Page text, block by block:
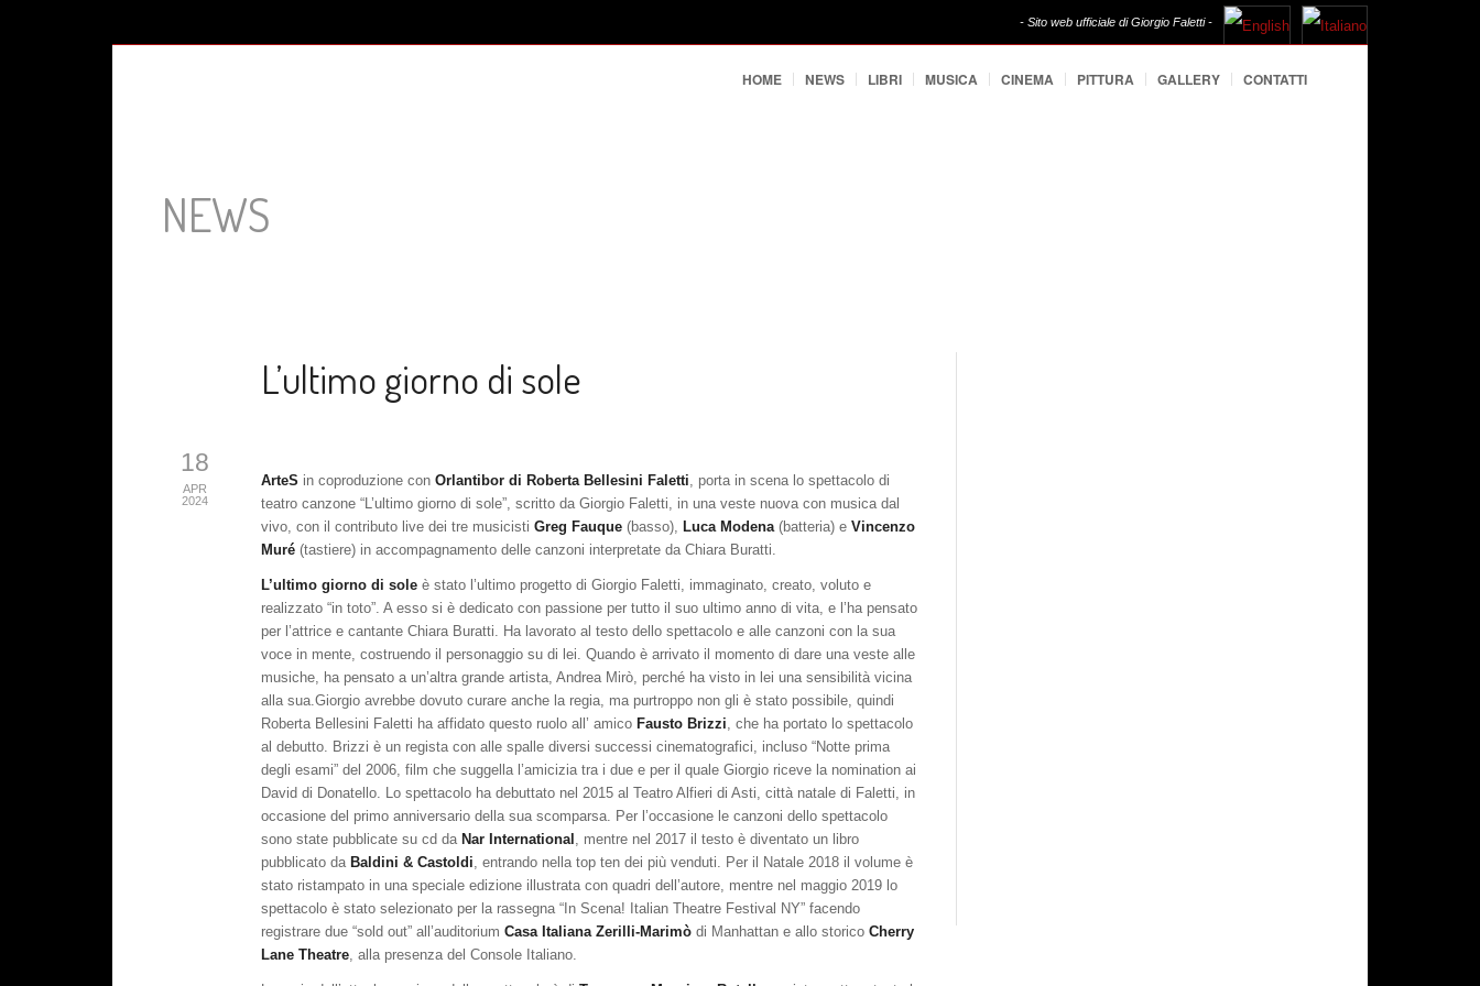
- Sito web ufficiale di Giorgio Faletti -
HOME NEWS LIBRI MUSICA CINEMA PITTURA GALLERY CONTATTI
NEWS
L’ultimo giorno di sole
18
APR
2024
ArteS in coproduzione con Orlantibor di Roberta Bellesini Faletti, porta in scena lo spettacolo di
teatro canzone “L’ultimo giorno di sole”, scritto da Giorgio Faletti, in una veste nuova con musica dal
vivo, con il contributo live dei tre musicisti Greg Fauque (basso), Luca Modena(batteria) e Vincenzo
Muré (tastiere) in accompagnamento delle canzoni interpretate da Chiara Buratti.
L’ultimo giorno di sole è stato l’ultimo progetto di Giorgio Faletti, immaginato, creato, voluto e
realizzato “in toto”. A esso si è dedicato con passione per tutto il suo ultimo anno di vita, e l’ha pensato
per l’attrice e cantante Chiara Buratti. Ha lavorato al testo dello spettacolo e alle canzoni con la sua
voce in mente, costruendo il personaggio su di lei. Quando è arrivato il momento di dare una veste alle
musiche, ha pensato a un’altra grande artista, Andrea Mirò, perché ha visto in lei una sensibilità vicina
alla sua.Giorgio avrebbe dovuto curare anche la regia, ma purtroppo non gli è stato possibile, quindi
Roberta Bellesini Faletti ha affidato questo ruolo all’ amico Fausto Brizzi, che ha portato lo spettacolo
al debutto. Brizzi è un regista con alle spalle diversi successi cinematografici, incluso “Notte prima
degli esami” del 2006, film che suggella l’amicizia tra i due e per il quale Giorgio riceve la nomination ai
David di Donatello. Lo spettacolo ha debuttato nel 2015 al Teatro Alfieri di Asti, città natale di Faletti, in
occasione del primo anniversario della sua scomparsa. Per l’occasione le canzoni dello spettacolo
sono state pubblicate su cd da Nar International , mentre nel 2017 il testo è diventato un libro
pubblicato da Baldini & Castoldi, entrando nella top ten dei più venduti. Per il Natale 2018 il volume è
stato ristampato in una speciale edizione illustrata con quadri dell’autore, mentre nel maggio 2019 lo
spettacolo è stato selezionato per la rassegna “In Scena! Italian Theatre Festival NY” facendo
registrare due “sold out” all’auditorium Casa Italiana Zerilli-Marimò di Manhattan e allo storico Cherry
Lane Theatre, alla presenza del Console Italiano.